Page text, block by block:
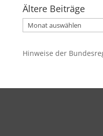
Ältere Beiträge
Ältere
Beiträge
Hinweise der